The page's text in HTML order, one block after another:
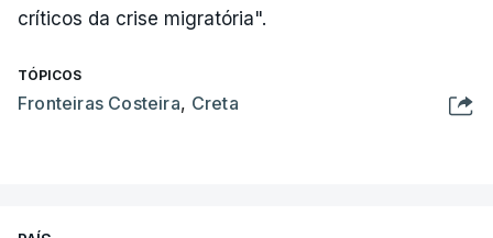
críticos da crise migratória".
TÓPICOS
Fronteiras Costeira, Creta